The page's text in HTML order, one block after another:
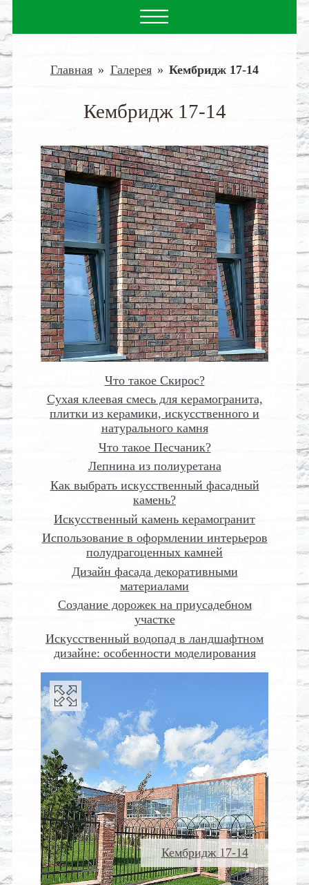
Главная » Галерея » Кембридж 17-14
Кембридж 17-14
Что такое Скирос?
Сухая клеевая смесь для керамогранита,
плитки из керамики, искусственного и
натурального камня
Что такое Песчаник?
Лепнина из полиуретана
Как выбрать искусственный фасадный
камень?
Искусственный камень керамогранит
Использование в оформлении интерьеров
полудрагоценных камней
Дизайн фасада декоративными
материалами
Создание дорожек на приусадебном
участке
Искусственный водопад в ландшафтном
дизайне: особенности моделирования
Кембридж 17-14